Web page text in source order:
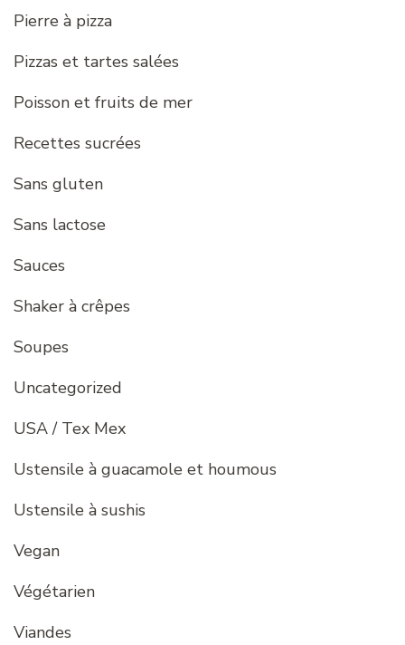
Pierre à pizza
Pizzas et tartes salées
Poisson et fruits de mer
Recettes sucrées
Sans gluten
Sans lactose
Sauces
Shaker à crêpes
Soupes
Uncategorized
USA / Tex Mex
Ustensile à guacamole et houmous
Ustensile à sushis
Vegan
Végétarien
Viandes